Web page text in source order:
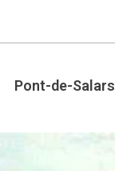
Pont-de-Salars